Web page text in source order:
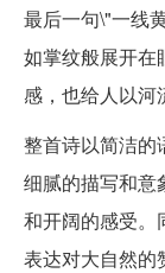
最后一句\"一线
如掌纹般展开在
感，也给人以河
整首诗以简洁的
细腻的描写和意
和开阔的感受。
表达对大自然的